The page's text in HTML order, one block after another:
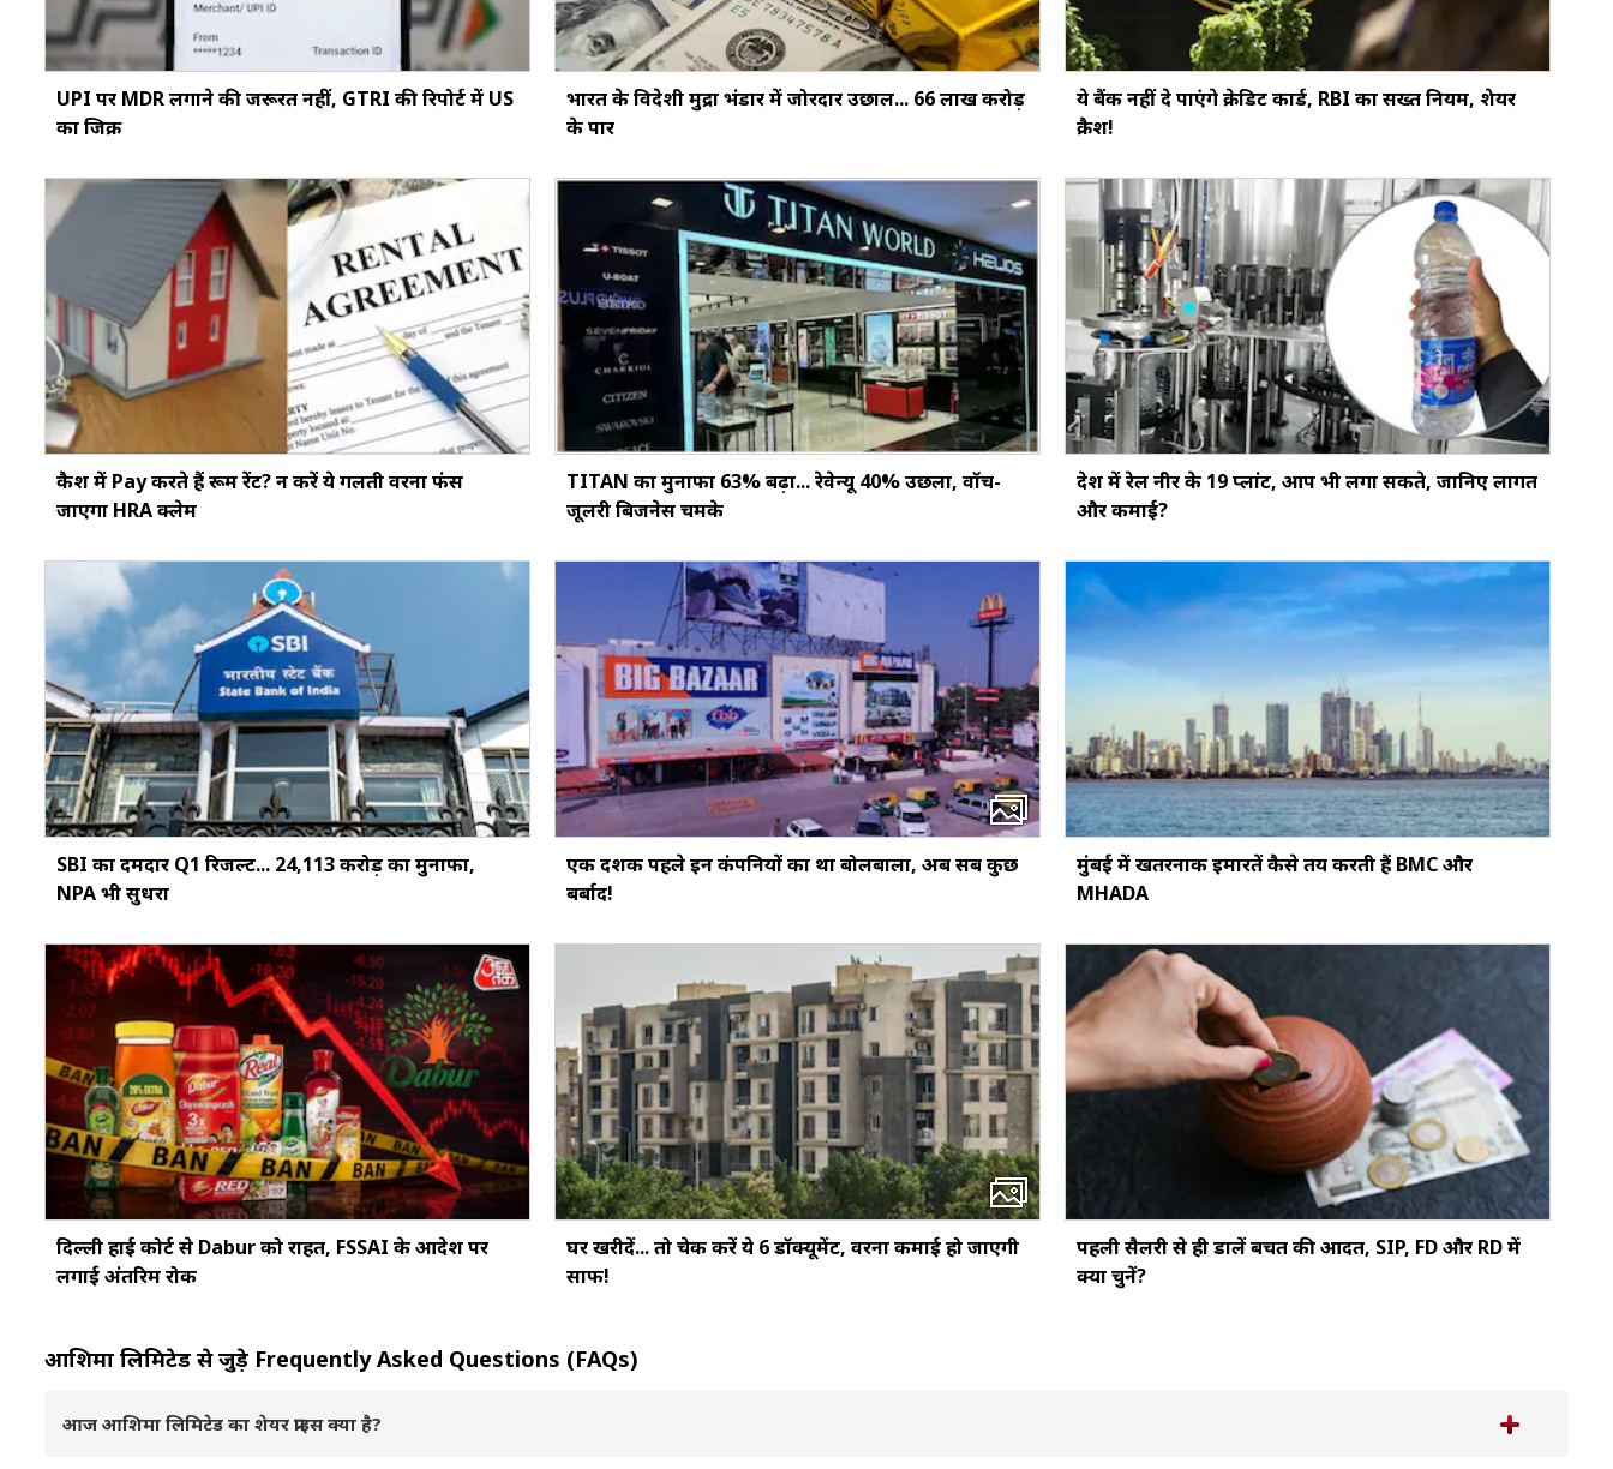
UPI पर MDR लगाने की जरूरत नहीं, GTRI की रिपोर्ट में US
का जिक्र
भारत के विदेशी मुद्रा भंडार में जोरदार उछाल... ₹66 लाख करोड़
के पार
ये बैंक नहीं दे पाएंगे क्रेडिट कार्ड, RBI का सख्‍त नियम, शेयर
क्रैश!
कैश में Pay करते हैं रूम रेंट? न करें ये गलती वरना फंस
जाएगा HRA क्लेम
TITAN का मुनाफा 63% बढ़ा... रेवेन्यू 40% उछला, वॉच-
जूलरी बिजनेस चमके
देश में रेल नीर के 19 प्लांट, आप भी लगा सकते, जानिए लागत
और कमाई?
SBI का दमदार Q1 रिजल्ट... ₹24,113 करोड़ का मुनाफा,
NPA भी सुधरा
एक दशक पहले इन कंपनियों का था बोलबाला, अब सब कुछ
बर्बाद!
मुंबई में खतरनाक इमारतें कैसे तय करती हैं BMC और
MHADA
दिल्ली हाई कोर्ट से Dabur को राहत, FSSAI के आदेश पर
लगाई अंतरिम रोक
घर खरीदें... तो चेक करें ये 6 डॉक्‍यूमेंट, वरना कमाई हो जाएगी
साफ!
पहली सैलरी से ही डालें बचत की आदत, SIP, FD और RD में
क्या चुनें?
आशिमा लिमिटेड से जुड़े Frequently Asked Questions (FAQs)
आज आशिमा लिमिटेड का शेयर प्राइस क्या है?